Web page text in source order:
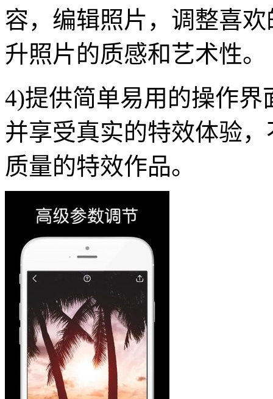
容，编辑照片，调整喜
升照片的质感和艺术性。
4)提供简单易用的操作
并享受真实的特效体验
质量的特效作品。